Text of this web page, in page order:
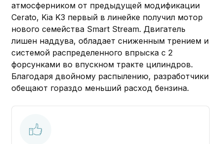
атмосферником от предыдущей модификации
Cerato, Kia K3 первый в линейке получил мотор
нового семейства Smart Stream. Двигатель
лишен наддува, обладает сниженным трением и
системой распределенного впрыска с 2
форсунками во впускном тракте цилиндров.
Благодаря двойному распылению, разработчики
обещают гораздо меньший расход бензина.